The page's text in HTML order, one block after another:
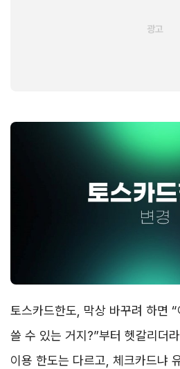
토스카드한도, 막상 바꾸려 하면
쓸 수 있는 거지?”부터 헷갈리더
이용 한도는 다르고, 체크카드냐